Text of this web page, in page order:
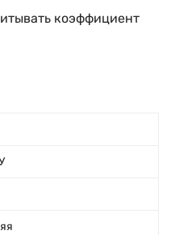
коэффициент